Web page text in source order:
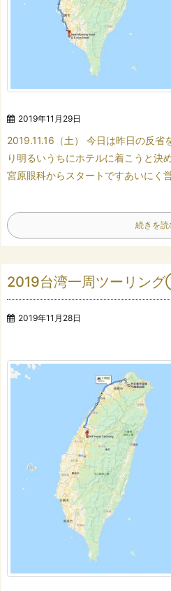
2019年11月29日
2019.11.16（土） 今日は昨日の反省
り 明るいうちにホテルに着こうと決
宮原眼科からスタートですあいにく
続きを読
2019台湾一周ツーリン
2019年11月28日